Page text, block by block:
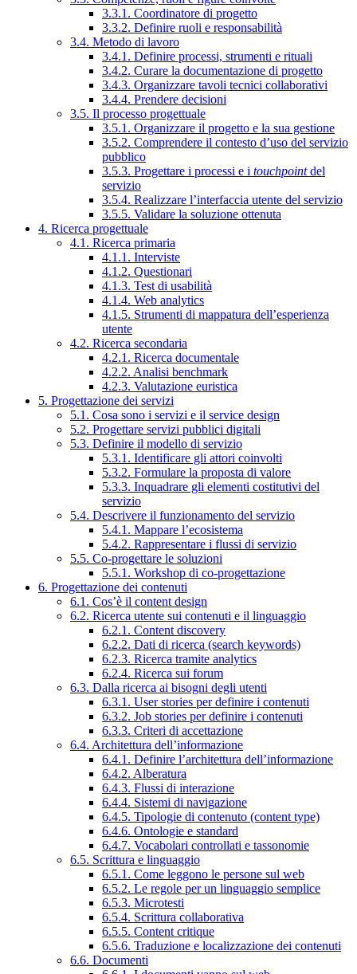
3.3.1. Coordinatore di progetto
3.3.2. Definire ruoli e responsabilità
3.4. Metodo di lavoro
3.4.1. Definire processi, strumenti e rituali
3.4.2. Curare la documentazione di progetto
3.4.3. Organizzare tavoli tecnici collaborativi
3.4.4. Prendere decisioni
3.5. Il processo progettuale
3.5.1. Organizzare il progetto e la sua gestione
3.5.2. Comprendere il contesto d’uso del servizio
pubblico
3.5.3. Progettare i processi e i touchpointdel
servizio
3.5.4. Realizzare l’interfaccia utente del servizio
3.5.5. Validare la soluzione ottenuta
4. Ricerca progettuale
4.1. Ricerca primaria
4.1.1. Interviste
4.1.2. Questionari
4.1.3. Test di usabilità
4.1.4. Web analytics
4.1.5. Strumenti di mappatura dell’esperienza
utente
4.2. Ricerca secondaria
4.2.1. Ricerca documentale
4.2.2. Analisi benchmark
4.2.3. Valutazione euristica
5. Progettazione dei servizi
5.1. Cosa sono i servizi e il service design
5.2. Progettare servizi pubblici digitali
5.3. Definire il modello di servizio
5.3.1. Identificare gli attori coinvolti
5.3.2. Formulare la proposta di valore
5.3.3. Inquadrare gli elementi costitutivi del
servizio
5.4. Descrivere il funzionamento del servizio
5.4.1. Mappare l’ecosistema
5.4.2. Rappresentare i flussi di servizio
5.5. Co-progettare le soluzioni
5.5.1. Workshop di co-progettazione
6. Progettazione dei contenuti
6.1. Cos’è il content design
6.2. Ricerca utente sui contenuti e il linguaggio
6.2.1. Content discovery
6.2.2. Dati di ricerca (search keywords)
6.2.3. Ricerca tramite analytics
6.2.4. Ricerca sui forum
6.3. Dalla ricerca ai bisogni degli utenti
6.3.1. User stories per definire i contenuti
6.3.2. Job stories per definire i contenuti
6.3.3. Criteri di accettazione
6.4. Architettura dell’informazione
6.4.1. Definire l’architettura dell’informazione
6.4.2. Alberatura
6.4.3. Flussi di interazione
6.4.4. Sistemi di navigazione
6.4.5. Tipologie di contenuto (content type)
6.4.6. Ontologie e standard
6.4.7. Vocabolari controllati e tassonomie
6.5. Scrittura e linguaggio
6.5.1. Come leggono le persone sul web
6.5.2. Le regole per un linguaggio semplice
6.5.3. Microtesti
6.5.4. Scrittura collaborativa
6.5.5. Content critique
6.5.6. Traduzione e localizzazione dei contenuti
6.6. Documenti